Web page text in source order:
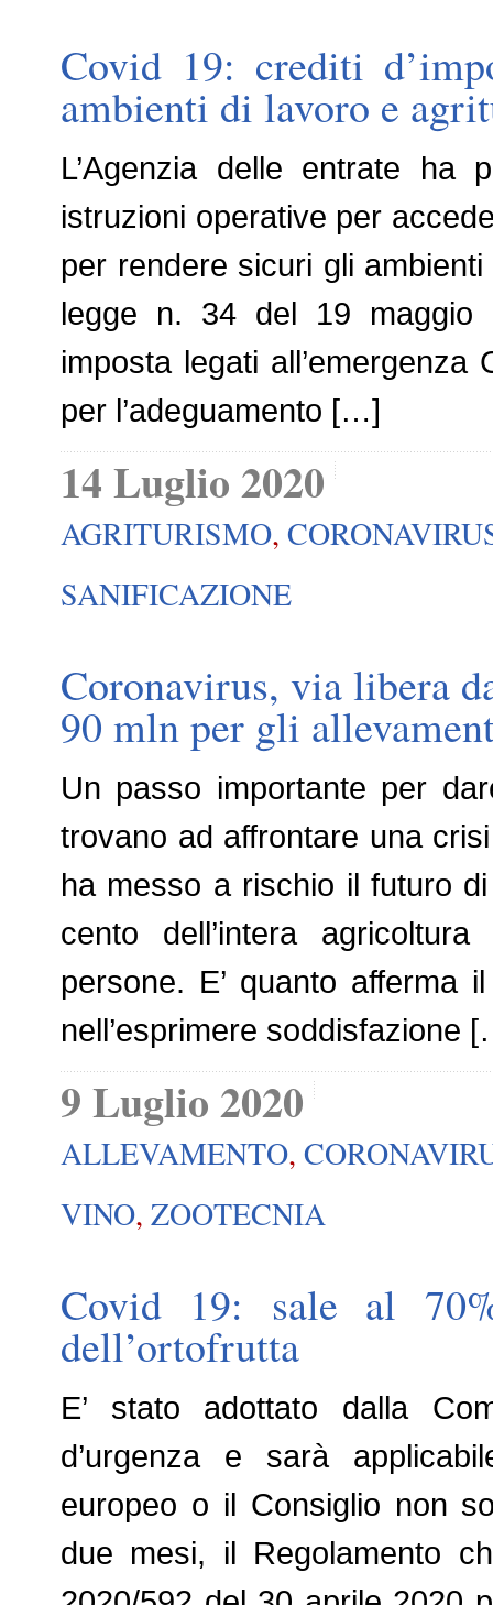
Covid 19: crediti
ambienti di lavoro e
L’Agenzia delle entrate
istruzioni operative per
per rendere sicuri gli
legge n. 34 del 19 maggio
imposta legati
per l’adeguamento […]
14 Luglio 2020
AGRITURISMO,
SANIFICAZIONE
Coronavirus, via libera
90 mln per gli
Un passo importante per
trovano ad affrontare una
ha messo a rischio il futuro
cento dell’intera
persone. E’ quanto afferma
nell’esprimere soddisfazione
9 Luglio 2020
ALLEVAMENTO,
VINO, ZOOTECNIA
Covid 19: sale al
dell’ortofrutta
E’ stato adottato dalla
d’urgenza e sarà
europeo o il Consiglio non
due mesi, il Regolamento